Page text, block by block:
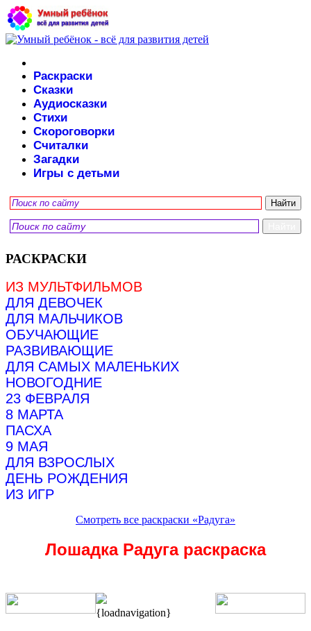
Раскраски
Сказки
Аудиосказки
Стихи
Скороговорки
Считалки
Загадки
Игры с детьми
РАСКРАСКИ
ИЗ МУЛЬТФИЛЬМОВ
ДЛЯ ДЕВОЧЕК
ДЛЯ МАЛЬЧИКОВ
ОБУЧАЮЩИЕ
РАЗВИВАЮЩИЕ
ДЛЯ САМЫХ МАЛЕНЬКИХ
НОВОГОДНИЕ
23 ФЕВРАЛЯ
8 МАРТА
ПАСХА
9 МАЯ
ДЛЯ ВЗРОСЛЫХ
ДЕНЬ РОЖДЕНИЯ
ИЗ ИГР
Смотреть все раскраски «Радуга»
Лошадка Радуга раскраска
{loadnavigation}